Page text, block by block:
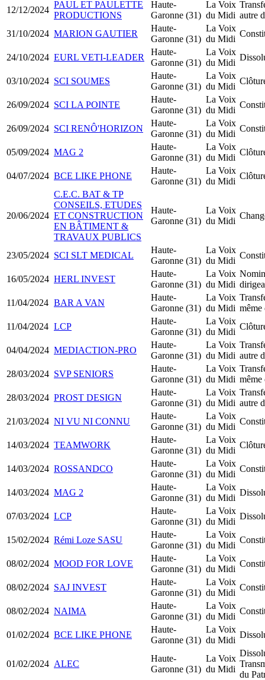
12/12/2024
PAUL ET PAULETTE
PRODUCTIONS
Haute-
Garonne (31)
La Voix
du Midi autre
31/10/2024 MARION GAUTIER
Haute-
Garonne (31)
La Voix
du Midi
24/10/2024 EURL VETI-LEADER
Haute-
Garonne (31)
La Voix
du Midi
03/10/2024 SCI SOUMES
Haute-
Garonne (31)
La Voix
du Midi
26/09/2024 SCI LA POINTE
Haute-
Garonne (31)
La Voix
du Midi
26/09/2024 SCI RENÔ'HORIZON
Haute-
Garonne (31)
La Voix
du Midi
05/09/2024 MAG 2
Haute-
Garonne (31)
La Voix
du Midi
04/07/2024 BCE LIKE PHONE
Haute-
Garonne (31)
La Voix
du Midi
20/06/2024
C.E.C. BAT & TP
CONSEILS, ETUDES
ET CONSTRUCTION
EN BÂTIMENT &
TRAVAUX PUBLICS
Haute-
Garonne (31)
La Voix
du Midi
23/05/2024 SCI SLT MEDICAL
Haute-
Garonne (31)
La Voix
du Midi
16/05/2024 HERL INVEST
Haute-
Garonne (31)
La Voix
du Midi
11/04/2024 BAR A VAN
Haute-
Garonne (31)
La Voix
du Midi même
11/04/2024 LCP
Haute-
Garonne (31)
La Voix
du Midi
04/04/2024 MEDIACTION-PRO
Haute-
Garonne (31)
La Voix
du Midi autre
28/03/2024 SVP SENIORS
Haute-
Garonne (31)
La Voix
du Midi même
28/03/2024 PROST DESIGN
Haute-
Garonne (31)
La Voix
du Midi autre
21/03/2024 NI VU NI CONNU
Haute-
Garonne (31)
La Voix
du Midi
14/03/2024 TEAMWORK
Haute-
Garonne (31)
La Voix
du Midi
14/03/2024 ROSSANDCO
Haute-
Garonne (31)
La Voix
du Midi
14/03/2024 MAG 2
Haute-
Garonne (31)
La Voix
du Midi
07/03/2024 LCP
Haute-
Garonne (31)
La Voix
du Midi
15/02/2024 Rémi Loze SASU
Haute-
Garonne (31)
La Voix
du Midi
08/02/2024 MOOD FOR LOVE
Haute-
Garonne (31)
La Voix
du Midi
08/02/2024 SAJ INVEST
Haute-
Garonne (31)
La Voix
du Midi
08/02/2024 NAIMA
Haute-
Garonne (31)
La Voix
du Midi
01/02/2024 BCE LIKE PHONE
Haute-
Garonne (31)
La Voix
du Midi
01/02/2024 ALEC
Haute-
Garonne (31)
La Voix
du Midi
du